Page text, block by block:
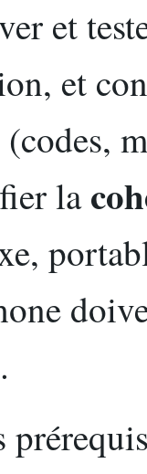
et
et
(codes,
la